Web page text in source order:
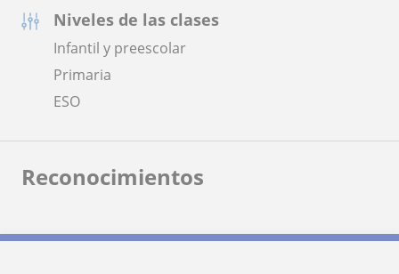
Niveles de las clases
Infantil y preescolar
Primaria
ESO
Reconocimientos